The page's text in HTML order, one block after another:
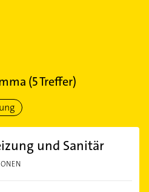
(5Treffer)
und Sanitär